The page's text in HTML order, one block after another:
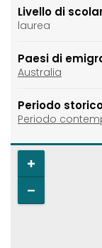
Livello di
laurea
Paesi di
Australia
Periodo
Periodo